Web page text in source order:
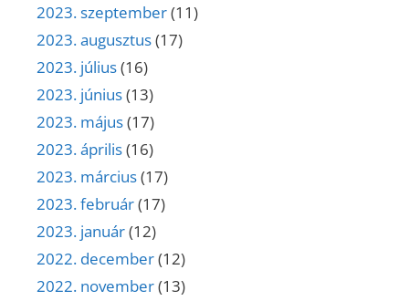
2023. szeptember(11)
2023. augusztus(17)
2023. július(16)
2023. június(13)
2023. május(17)
2023. április(16)
2023. március(17)
2023. február(17)
2023. január(12)
2022. december(12)
2022. november(13)